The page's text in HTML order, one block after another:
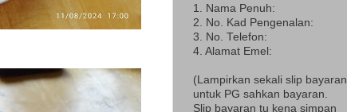
1. Nama Penuh:
2. No. Kad Pengenalan:
3. No. Telefon:
4. Alamat Emel:
(Lampirkan sekali slip bayaran
untuk PG sahkan bayaran.
Slip bayaran tu kena simpan